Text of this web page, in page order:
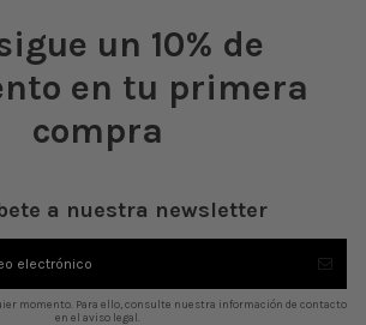
un 10% de
en tu primera
compra
a nuestra newsletter
momento. Para ello, consulte nuestra información de contacto
en el aviso legal.